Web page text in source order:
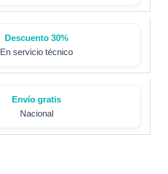
Descuento 30%
En servicio técnico
Envío gratis
Nacional